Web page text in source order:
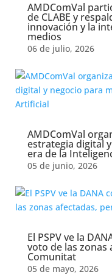
AMDComVal
de CLABE y
innovación y la
medios
06 de julio, 2026
AMDComVal
estrategia digital
era de la
05 de junio, 2026
El PSPV ve la
voto de las zonas
Comunitat
05 de mayo, 2026